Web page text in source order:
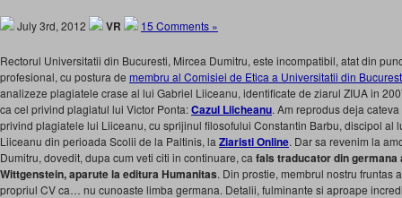
July 3rd, 2012 VR 15 Comments »
Rectorul Universitatii din Bucuresti, Mircea Dumitru, este incompatibil, atat din
profesional, cu postura de membru al Comisiei de Etica a Universitatii din
analizeze plagiatele crase al lui Gabriel Liiceanu, identificate de ziarul ZIUA in
ca cel privind plagiatul lui Victor Ponta:Cazul Liicheanu. Am reprodus deja
privind plagiatele lui Liiceanu, cu sprijinul filosofului Constantin Barbu, discipol al
Liiceanu din perioada Scolii de la Paltinis, la Ziaristi Online. Dar sa revenim la
Dumitru, dovedit, dupa cum veti citi in continuare, ca fals traducator din
Wittgenstein, aparute la editura Humanitas. Din prostie, membrul nostru fruntas
propriul CV ca… nu cunoaste limba germana. Detalii, fulminante si aproape